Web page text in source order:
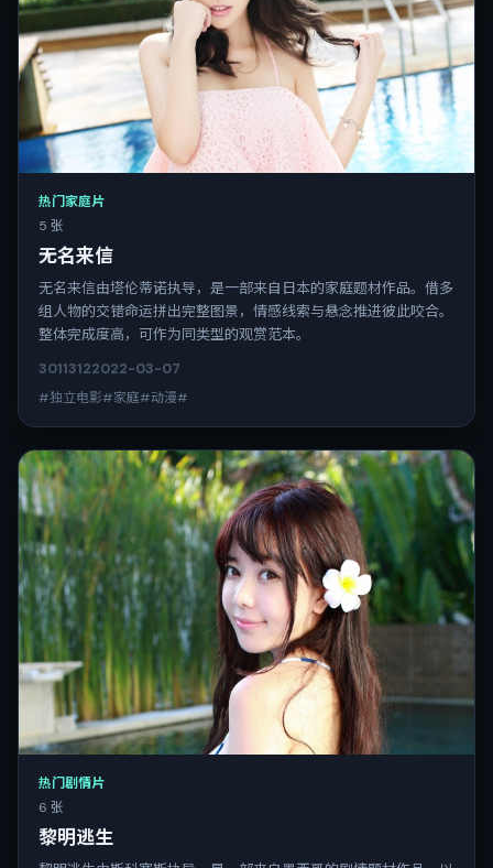
热门家庭片
5 张
无名来信
无名来信由塔伦蒂诺执导，是一部来自日本的家庭题材作品。借多
组人物的交错命运拼出完整图景，情感线索与悬念推进彼此咬合。
整体完成度高，可作为同类型的观赏范本。
30113122022-03-07
#独立电影#家庭#动漫#
热门剧情片
6 张
黎明逃生